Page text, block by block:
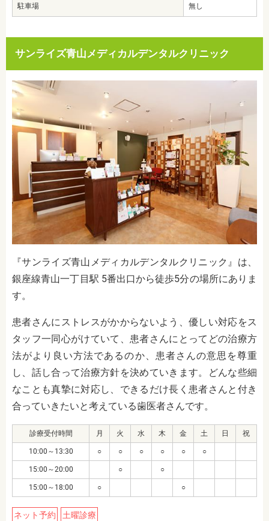
駐車場 無し
サンライズ青山メディカルデンタルクリニック
『サンライズ青山メディカルデンタルクリニック』は、
銀座線青山一丁目駅 5番出口から徒歩5分の場所にありま
す。
患者さんにストレスがかからないよう、優しい対応をス
タッフ一同心がけていて、患者さんにとってどの治療方
法がより良い方法であるのか、患者さんの意思を尊重
し、話し合って治療方針を決めていきます。どんな些細
なことも真摯に対応し、できるだけ長く患者さんと付き
合っていきたいと考えている歯医者さんです。
診療受付時間 月 火 水 木 金 土 日 祝
10:00～13:30 ○ ○ ○ ○ ○ ○
15:00～20:00 ○ ○
15:00～18:00 ○ ○
ネット予約 土曜診療